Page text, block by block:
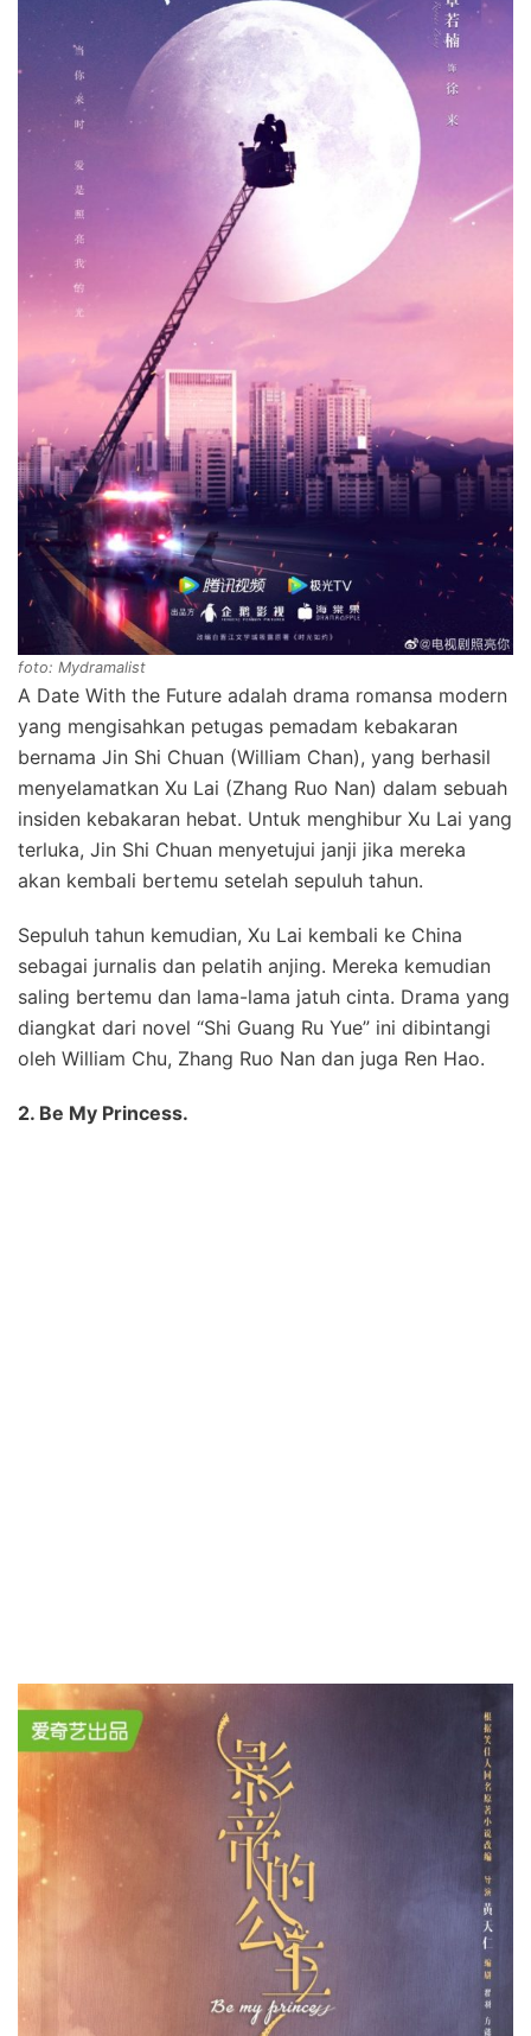
foto: Mydramalist
A Date With the Future adalah drama romansa modern
yang mengisahkan petugas pemadam kebakaran
bernama Jin Shi Chuan (William Chan), yang berhasil
menyelamatkan Xu Lai (Zhang Ruo Nan) dalam sebuah
insiden kebakaran hebat. Untuk menghibur Xu Lai yang
terluka, Jin Shi Chuan menyetujui janji jika mereka
akan kembali bertemu setelah sepuluh tahun.
Sepuluh tahun kemudian, Xu Lai kembali ke China
sebagai jurnalis dan pelatih anjing. Mereka kemudian
saling bertemu dan lama-lama jatuh cinta. Drama yang
diangkat dari novel “Shi Guang Ru Yue” ini dibintangi
oleh William Chu, Zhang Ruo Nan dan juga Ren Hao.
2. Be My Princess.